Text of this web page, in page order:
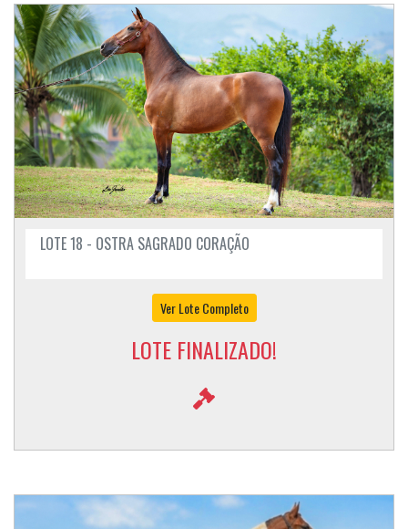
LOTE 18 - OSTRA SAGRADO CORAÇÃO
Ver Lote Completo
LOTE FINALIZADO!